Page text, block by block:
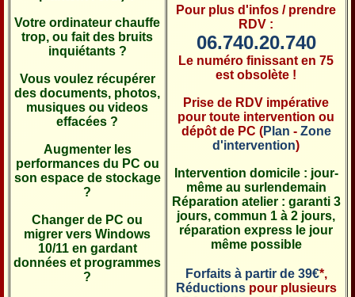
Votre ordinateur chauffe
trop, ou fait des bruits
inquiétants ?
Vous voulez récupérer
des documents, photos,
musiques ou videos
effacées ?
Augmenter les
performances du PC ou
son espace de stockage
?
Changer de PC ou
migrer vers Windows
10/11 en gardant
données et programmes
?
Pour plus d'infos / prendre
RDV :
06.740.20.740
Le numéro finissant en 75
est obsolète !
Prise de RDV impérative
pour toute intervention ou
dépôt de PC (Plan - Zone
d'intervention)
Intervention domicile : jour-
même au surlendemain
Réparation atelier : garanti 3
jours, commun 1 à 2 jours,
réparation express le jour
même possible
Forfaits à partir de 39€*,
Réductionspour plusieurs